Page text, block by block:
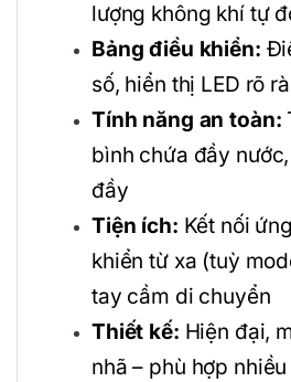
lượng không khí tự
Bảng điều khiển:
số, hiển thị LED rõ
Tính năng an toàn:
bình chứa đầy
đầy
Tiện ích: Kết nối
khiển từ xa (tuỳ
tay cầm di chuyển
Thiết kế: Hiện đại,
nhã – phù hợp